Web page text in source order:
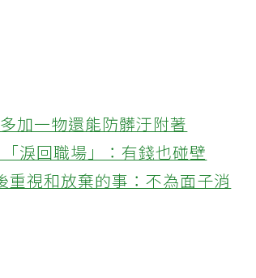
加一物還能防髒汙附著
淚回職場」：有錢也碰壁
視和放棄的事：不為面子消